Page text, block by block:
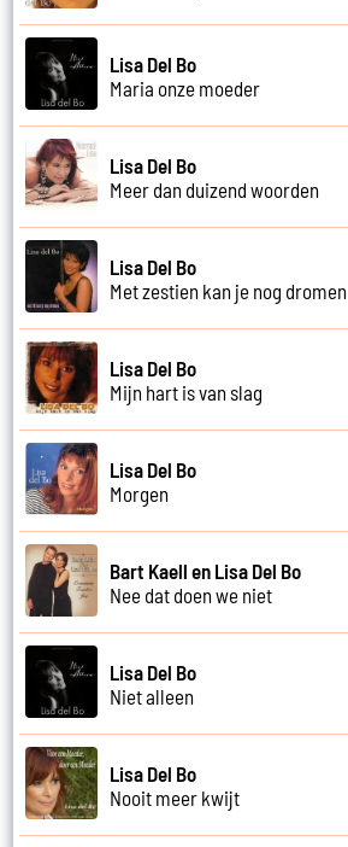
Lisa Del Bo
Maria onze moeder
Lisa Del Bo
Meer dan duizend woorden
Lisa Del Bo
Met zestien kan je nog dromen
Lisa Del Bo
Mijn hart is van slag
Lisa Del Bo
Morgen
Bart Kaell en Lisa Del Bo
Nee dat doen we niet
Lisa Del Bo
Niet alleen
Lisa Del Bo
Nooit meer kwijt